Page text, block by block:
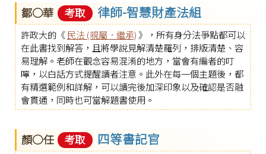
鄒○華 考取 律師-智慧財產法組
許政大的《民法 (親屬．繼承)》，所有身分法爭點都可以
在此書找到解答，且將學說見解清楚羅列，排版清楚、容
易理解。老師在觀念容易混淆的地方，當會有編者的叮
嚀，以白話方式提醒讀者注意。此外在每一個主題後，都
有精選範例和詳解，可以讀完後加深印象以及確認是否融
會貫通，同時也可當解題書使用。
顏○任 考取 四等書記官